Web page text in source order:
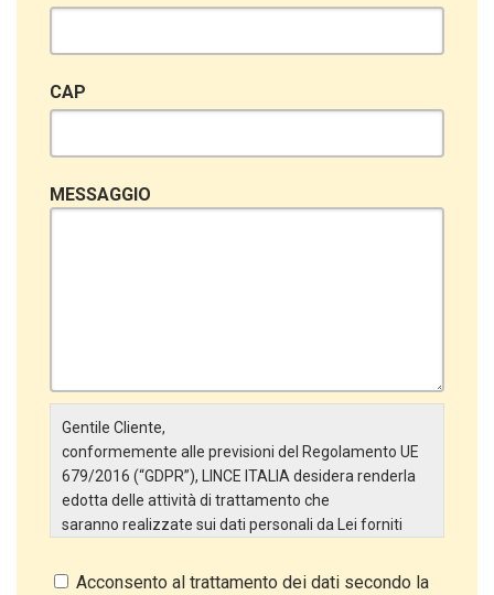
CAP
MESSAGGIO
Gentile Cliente,
conformemente alle previsioni del Regolamento UE
679/2016 (“GDPR”), LINCE ITALIA desidera renderla
edotta delle attività di trattamento che
saranno realizzate sui dati personali da Lei forniti
particolare:
Acconsento al trattamento dei dati secondo la